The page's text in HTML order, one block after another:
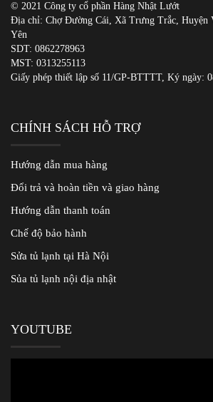
© 2021 Công ty cổ phần Hàng Nhật Lướt
Địa chỉ: Chợ Đường Cái, Xã Trưng Trắc, Huyện
Yên
SDT: 0862278963
MST: 0313255113
Giấy phép thiết lập số 11/GP-BTTTT, Ký ngày:
CHÍNH SÁCH HỖ TRỢ
Hướng dẫn mua hàng
Đổi trả và hoàn tiền và giao hàng
Hướng dẫn thanh toán
Chế độ bảo hành
Sửa tủ lạnh tại Hà Nội
Sủa tủ lạnh nội địa nhật
YOUTUBE